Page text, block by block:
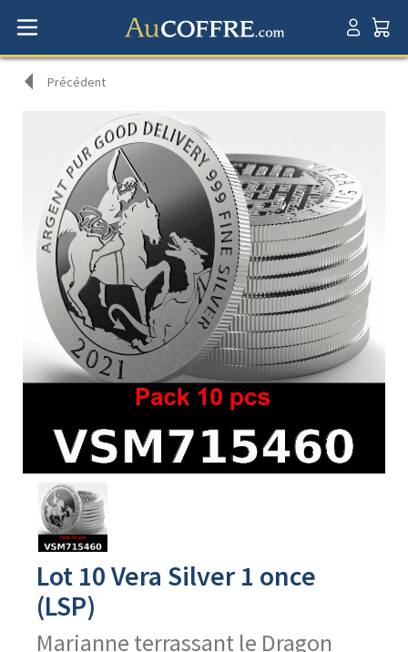
Précédent
produit
Lot 10 Vera Silver 1 once
(LSP)
Marianne terrassant le Dragon